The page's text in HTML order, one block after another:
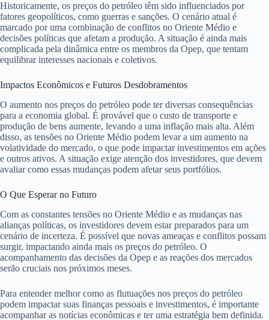
Historicamente, os preços do petróleo têm sido influenciados por
fatores geopolíticos, como guerras e sanções. O cenário atual é
marcado por uma combinação de conflitos no Oriente Médio e
decisões políticas que afetam a produção. A situação é ainda mais
complicada pela dinâmica entre os membros da Opep, que tentam
equilibrar interesses nacionais e coletivos.
Impactos Econômicos e Futuros Desdobramentos
O aumento nos preços do petróleo pode ter diversas consequências
para a economia global. É provável que o custo de transporte e
produção de bens aumente, levando a uma inflação mais alta. Além
disso, as tensões no Oriente Médio podem levar a um aumento na
volatividade do mercado, o que pode impactar investimentos em ações
e outros ativos. A situação exige atenção dos investidores, que devem
avaliar como essas mudanças podem afetar seus portfólios.
O Que Esperar no Futuro
Com as constantes tensões no Oriente Médio e as mudanças nas
alianças políticas, os investidores devem estar preparados para um
cenário de incerteza. É possível que novas ameaças e conflitos possam
surgir, impactando ainda mais os preços do petróleo. O
acompanhamento das decisões da Opep e as reações dos mercados
serão cruciais nos próximos meses.
Para entender melhor como as flutuações nos preços do petróleo
podem impactar suas finanças pessoais e investimentos, é importante
acompanhar as notícias econômicas e ter uma estratégia bem definida.